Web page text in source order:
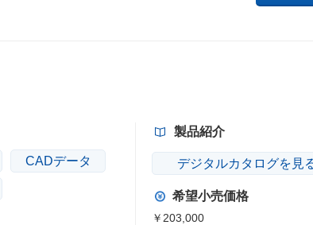
CADデータ
製品紹介
デジタルカタログを見
希望小売価格
￥203,000